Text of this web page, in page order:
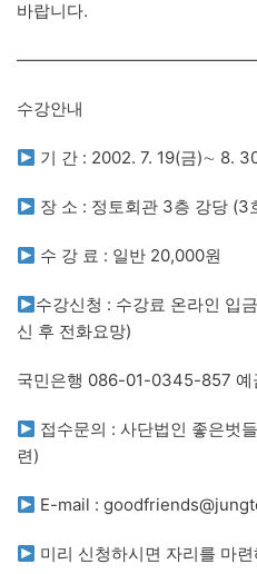
바랍니다.
수강안내
기 간 : 2002. 7. 19(금)∼ 8.
장 소 : 정토회관 3층 강당 (3
수 강 료 : 일반 20,000원
수강신청 : 수강료 온라인 입
신 후 전화요망)
국민은행 086-01-0345-857 예
접수문의 : 사단법인 좋은벗
련)
E-mail :
미리 신청하시면 자리를 마